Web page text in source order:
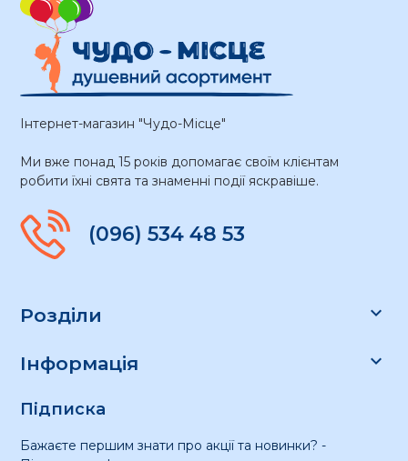
Інтернет-магазин "Чудо-Місце"
Ми вже понад 15 років допомагає своїм клієнтам
робити їхні свята та знаменні події яскравіше.
(096) 534 48 53
Розділи 
Інформація 
Підписка
Бажаєте першим знати про акції та новинки? -